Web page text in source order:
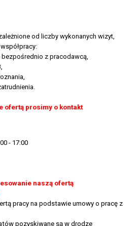
od liczby wykonanych wizyt,
bezpośrednio z pracodawcą,
ofertą prosimy o kontakt
- 17:00
naszą ofertą
pracy na podstawie umowy o pracę z
pozyskiwane są w drodze